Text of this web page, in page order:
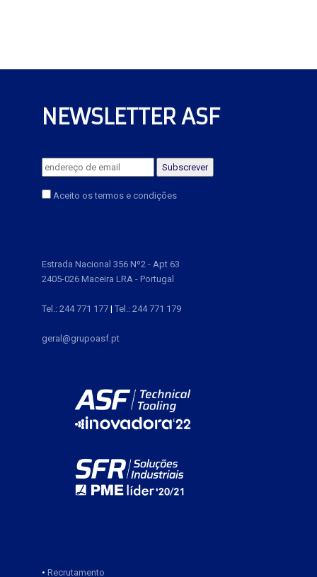
NEWSLETTER ASF
Aceito os termos e condições
Estrada Nacional 356 Nº2 - Apt 63
2405-026 Maceira LRA - Portugal
Tel.: 244 771 177| Tel.: 244 771 179
geral@grupoasf.pt
• Recrutamento